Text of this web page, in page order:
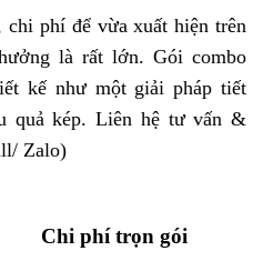
phí để vừa xuất hiện trên
là rất lớn. Gói combo
kế như một giải pháp tiết
quả kép. Liên hệ tư vấn &
Zalo)
Chi phí trọn gói